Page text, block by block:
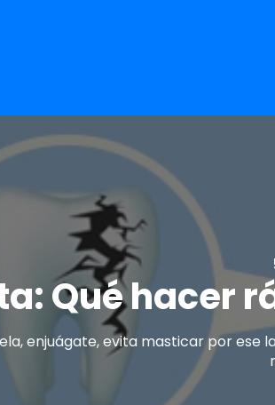
Qué hacer
enjuágate, evita masticar por